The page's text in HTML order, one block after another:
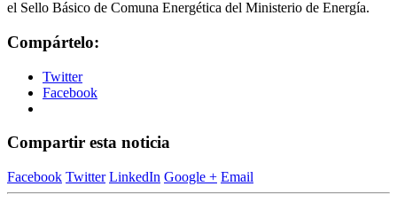
el Sello Básico de Comuna Energética del Ministerio de Energía.
Compártelo:
Twitter
Facebook
Compartir esta noticia
Facebook Twitter LinkedIn Google + Email